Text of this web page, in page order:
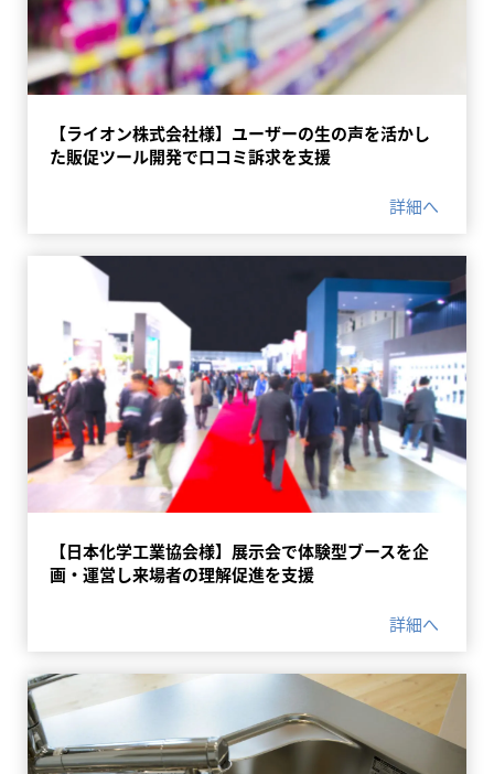
【ライオン株式会社様】ユーザーの生の声を活かし
た販促ツール開発で口コミ訴求を支援
詳細へ
【日本化学工業協会様】展示会で体験型ブースを企
画・運営し来場者の理解促進を支援
詳細へ